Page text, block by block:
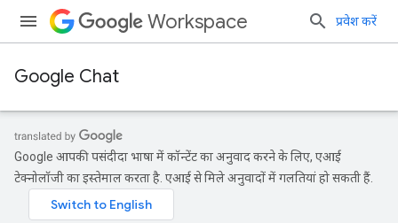
Workspace प्रवेश करें
Google Chat
Google आपकी पसंदीदा भाषा में कॉन्टेंट का अनुवाद करने के लिए, एआई
टेक्नोलॉजी का इस्तेमाल करता है. एआई से मिले अनुवादों में गलतियां हो सकती हैं.